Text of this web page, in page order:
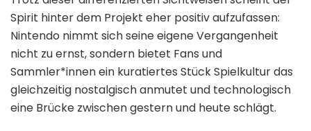
Spirit hinter dem Projekt eher positiv aufzufassen:
Nintendo nimmt sich seine eigene Vergangenheit
nicht zu ernst, sondern bietet Fans und
Sammler*innen ein kuratiertes Stück Spielkultur das
gleichzeitig nostalgisch anmutet und technologisch
eine Brücke zwischen gestern und heute schlägt.